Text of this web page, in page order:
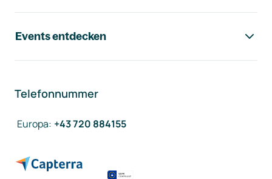
Events entdecken
Telefonnummer
Europa: +43 720 884155